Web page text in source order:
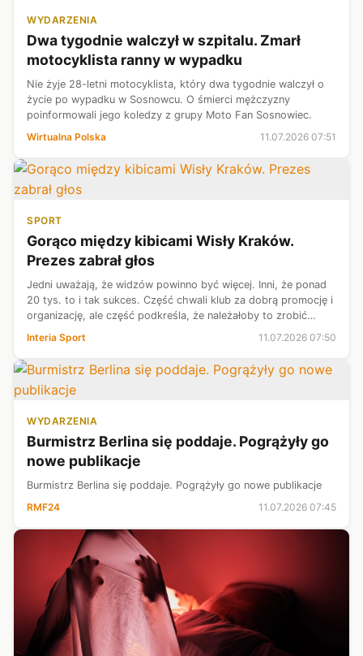
WYDARZENIA
Dwa tygodnie walczył w szpitalu. Zmarł
motocyklista ranny w wypadku
Nie żyje 28-letni motocyklista, który dwa tygodnie walczył o
życie po wypadku w Sosnowcu. O śmierci mężczyzny
poinformowali jego koledzy z grupy Moto Fan Sosnowiec.
Wirtualna Polska
11.07.2026 07:51
SPORT
Gorąco między kibicami Wisły Kraków.
Prezes zabrał głos
Jedni uważają, że widzów powinno być więcej. Inni, że ponad
20 tys. to i tak sukces. Część chwali klub za dobrą promocję i
organizację, ale część podkreśla, że należałoby to zrobić
towarzyskim meczu ...
Interia Sport 11.07.2026 07:50
WYDARZENIA
Burmistrz Berlina się poddaje. Pogrążyły go
nowe publikacje
Burmistrz Berlina się poddaje. Pogrążyły go nowe publikacje
RMF24
11.07.2026 07:45